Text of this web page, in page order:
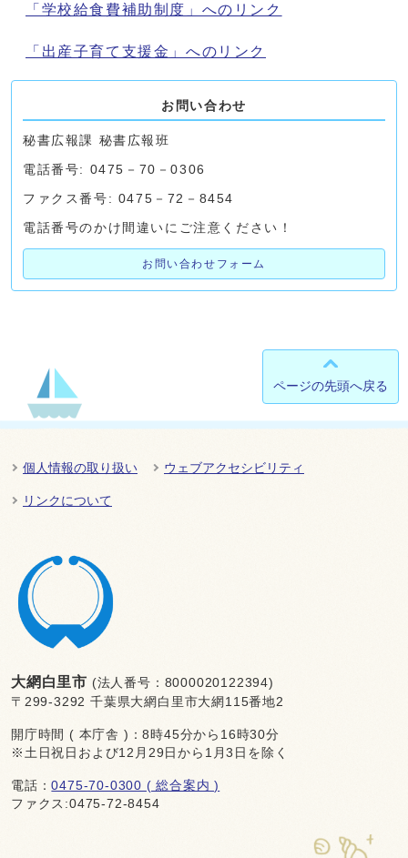
「学校給食費補助制度」へのリンク
「出産子育て支援金」へのリンク
お問い合わせ
秘書広報課 秘書広報班
電話番号: 0475－70－0306
ファクス番号: 0475－72－8454
電話番号のかけ間違いにご注意ください！
お問い合わせフォーム
ページの先頭へ戻る
個人情報の取り扱い ウェブアクセシビリティ
リンクについて
大網白里市 (法人番号：8000020122394)
〒299-3292 千葉県大網白里市大網115番地2
開庁時間 ( 本庁舎 )：8時45分から16時30分
※土日祝日および12月29日から1月3日を除く
電話：0475-70-0300 ( 総合案内 )
ファクス:0475-72-8454